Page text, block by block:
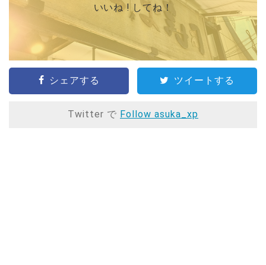
いいね ! してね！
シェアする ツイートする
Twitter で Follow asuka_xp